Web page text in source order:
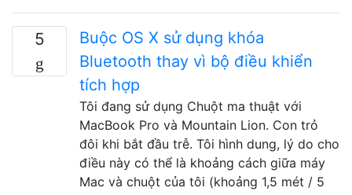
5
Buộc OS X sử dụng khóa
Bluetooth thay vì bộ điều khiển
tích hợp
Tôi đang sử dụng Chuột ma thuật với
MacBook Pro và Mountain Lion. Con trỏ
đôi khi bắt đầu trễ. Tôi hình dung, lý do cho
điều này có thể là khoảng cách giữa máy
Mac và chuột của tôi (khoảng 1,5 mét / 5